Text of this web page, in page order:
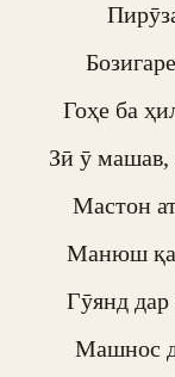
Гоҳе ба
Зӣ ӯ машав,
Мастон
Манюш
Гӯянд дар
Машнос